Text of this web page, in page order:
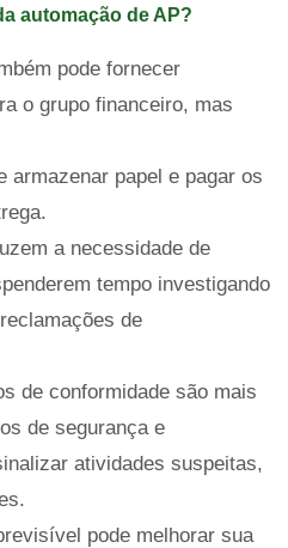
automação de AP?
pode fornecer
o grupo financeiro, mas
armazenar papel e pagar os
a necessidade de
tempo investigando
de
de conformidade são mais
de segurança e
atividades suspeitas,
pode melhorar sua